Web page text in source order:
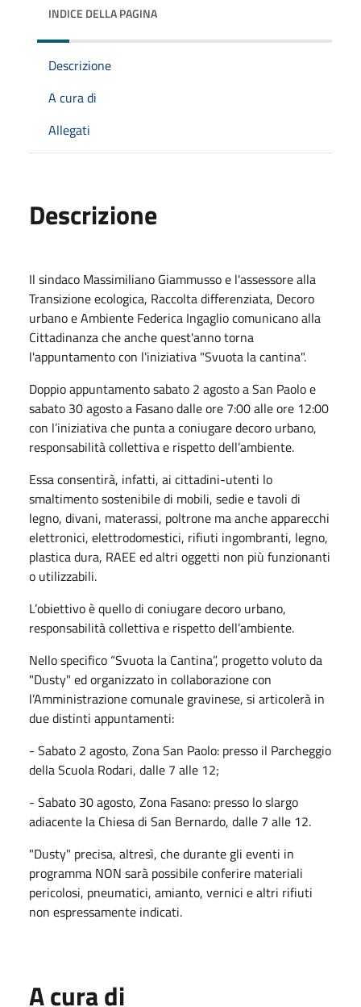
INDICE DELLA PAGINA
Descrizione
A cura di
Allegati
Descrizione
Il sindaco Massimiliano Giammusso e l'assessore alla
Transizione ecologica, Raccolta differenziata, Decoro
urbano e Ambiente Federica Ingaglio comunicano alla
Cittadinanza che anche quest'anno torna
l'appuntamento con l'iniziativa "Svuota la cantina".
Doppio appuntamento sabato 2 agosto a San Paolo e
sabato 30 agosto a Fasano dalle ore 7:00 alle ore 12:00
con l’iniziativa che punta a coniugare decoro urbano,
responsabilità collettiva e rispetto dell’ambiente.
Essa consentirà, infatti, ai cittadini-utenti lo
smaltimento sostenibile di mobili, sedie e tavoli di
legno, divani, materassi, poltrone ma anche apparecchi
elettronici, elettrodomestici, rifiuti ingombranti, legno,
plastica dura, RAEE ed altri oggetti non più funzionanti
o utilizzabili.
L’obiettivo è quello di coniugare decoro urbano,
responsabilità collettiva e rispetto dell’ambiente.
Nello specifico “Svuota la Cantina”, progetto voluto da
"Dusty" ed organizzato in collaborazione con
l’Amministrazione comunale gravinese, si articolerà in
due distinti appuntamenti:
- Sabato 2 agosto, Zona San Paolo: presso il Parcheggio
della Scuola Rodari, dalle 7 alle 12;
- Sabato 30 agosto, Zona Fasano: presso lo slargo
adiacente la Chiesa di San Bernardo, dalle 7 alle 12.
"Dusty" precisa, altresì, che durante gli eventi in
programma NON sarà possibile conferire materiali
pericolosi, pneumatici, amianto, vernici e altri rifiuti
non espressamente indicati.
A cura di